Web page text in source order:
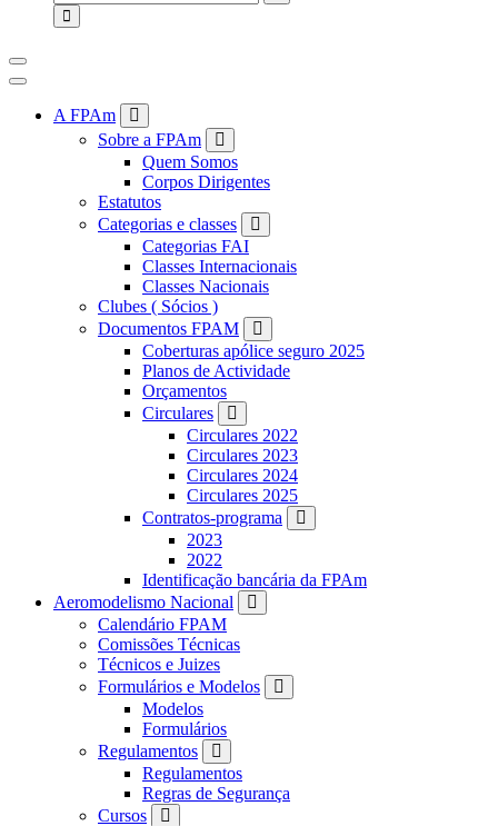
for:
A FPAm
Sobre a FPAm
Quem Somos
Corpos Dirigentes
Estatutos
Categorias e classes
Categorias FAI
Classes Internacionais
Classes Nacionais
Clubes ( Sócios )
Documentos FPAM
Coberturas apólice seguro 2025
Planos de Actividade
Orçamentos
Circulares
Circulares 2022
Circulares 2023
Circulares 2024
Circulares 2025
Contratos-programa
2023
2022
Identificação bancária da FPAm
Aeromodelismo Nacional
Calendário FPAM
Comissões Técnicas
Técnicos e Juizes
Formulários e Modelos
Modelos
Formulários
Regulamentos
Regulamentos
Regras de Segurança
Cursos